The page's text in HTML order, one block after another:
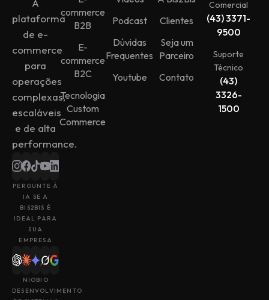
A
plataforma
de e-
commerce
para
operações
complexas,
escaláveis
e de alta
performance.
PERGUNTE À
IA SE A
BIS2BIS É
IDEAL PARA
SUA
EMPRESA
NIOBIO
DESENVOLVIMENTO
commerce
B2B
E-
commerce
B2C
Tecnologia
Custom
Commerce
Podcast
Dúvidas
Frequentes
Youtube
Clientes
Seja um
Parceiro
Contato
Comercial
(43) 3371-
9500
Suporte
Técnico
(43)
3326-
1500